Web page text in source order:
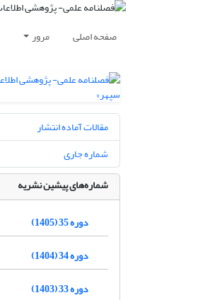
صفحه اصلی مرور
مقالات آماده انتشار
شماره جاری
شماره‌های پیشین نشریه
دوره 35 (1405)
دوره 34 (1404)
دوره 33 (1403)